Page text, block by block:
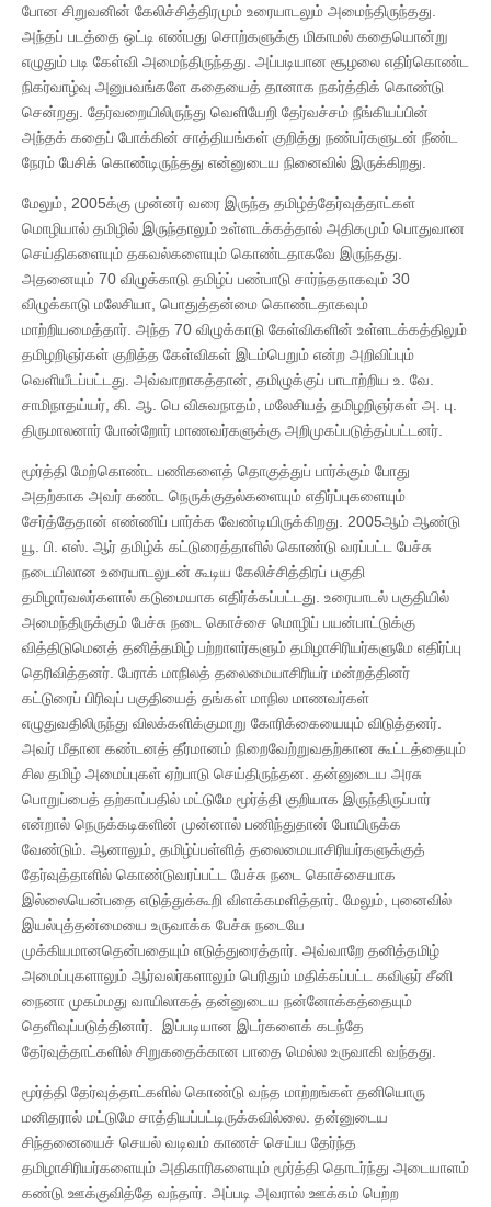
போன சிறுவனின் கேலிச்சித்திரமும் உரையாடலும் அமைந்திருந்தது.
அந்தப் படத்தை ஒட்டி எண்பது சொற்களுக்கு மிகாமல் கதையொன்று
எழுதும் படி கேள்வி அமைந்திருந்தது. அப்படியான சூழலை எதிர்கொண்ட
நிகர்வாழ்வு அனுபவங்களே கதையைத் தானாக நகர்த்திக் கொண்டு
சென்றது. தேர்வறையிலிருந்து வெளியேறி தேர்வச்சம் நீங்கியப்பின்
அந்தக் கதைப் போக்கின் சாத்தியங்கள் குறித்து நண்பர்களுடன் நீண்ட
நேரம் பேசிக் கொண்டிருந்தது என்னுடைய நினைவில் இருக்கிறது.
மேலும், 2005க்கு முன்னர் வரை இருந்த தமிழ்த்தேர்வுத்தாட்கள்
மொழியால் தமிழில் இருந்தாலும் உள்ளடக்கத்தால் அதிகமும் பொதுவான
செய்திகளையும் தகவல்களையும் கொண்டதாகவே இருந்தது.
அதனையும் 70 விழுக்காடு தமிழ்ப் பண்பாடு சார்ந்ததாகவும் 30
விழுக்காடு மலேசியா, பொதுத்தன்மை கொண்டதாகவும்
மாற்றியமைத்தார். அந்த 70 விழுக்காடு கேள்விகளின் உள்ளடக்கத்திலும்
தமிழறிஞர்கள் குறித்த கேள்விகள் இடம்பெறும் என்ற அறிவிப்பும்
வெளியீடப்பட்டது. அவ்வாறாகத்தான், தமிழுக்குப் பாடாற்றிய உ. வே.
சாமிநாதய்யர், கி. ஆ. பெ விசுவநாதம், மலேசியத் தமிழறிஞர்கள் அ. பு.
திருமாலனார் போன்றோர் மாணவர்களுக்கு அறிமுகப்படுத்தப்பட்டனர்.
மூர்த்தி மேற்கொண்ட பணிகளைத் தொகுத்துப் பார்க்கும் போது
அதற்காக அவர் கண்ட நெருக்குதல்களையும் எதிர்ப்புகளையும்
சேர்த்தேதான் எண்ணிப் பார்க்க வேண்டியிருக்கிறது. 2005ஆம் ஆண்டு
யூ. பி. எஸ். ஆர் தமிழ்க் கட்டுரைத்தாளில் கொண்டு வரப்பட்ட பேச்சு
நடையிலான உரையாடலுடன் கூடிய கேலிச்சித்திரப் பகுதி
தமிழார்வலர்களால் கடுமையாக எதிர்க்கப்பட்டது. உரையாடல் பகுதியில்
அமைந்திருக்கும் பேச்சு நடை கொச்சை மொழிப் பயன்பாட்டுக்கு
வித்திடுமெனத் தனித்தமிழ் பற்றாளர்களும் தமிழாசிரியர்களுமே எதிர்ப்பு
தெரிவித்தனர். பேராக் மாநிலத் தலைமையாசிரியர் மன்றத்தினர்
கட்டுரைப் பிரிவுப் பகுதியைத் தங்கள் மாநில மாணவர்கள்
எழுதுவதிலிருந்து விலக்களிக்குமாறு கோரிக்கையையும் விடுத்தனர்.
அவர் மீதான கண்டனத் தீர்மானம் நிறைவேற்றுவதற்கான கூட்டத்தையும்
சில தமிழ் அமைப்புகள் ஏற்பாடு செய்திருந்தன. தன்னுடைய அரசு
பொறுப்பைத் தற்காப்பதில் மட்டுமே மூர்த்தி குறியாக இருந்திருப்பார்
என்றால் நெருக்கடிகளின் முன்னால் பணிந்துதான் போயிருக்க
வேண்டும். ஆனாலும், தமிழ்ப்பள்ளித் தலைமையாசிரியர்களுக்குத்
தேர்வுத்தாளில் கொண்டுவரப்பட்ட பேச்சு நடை கொச்சையாக
இல்லையென்பதை எடுத்துக்கூறி விளக்கமளித்தார். மேலும், புனைவில்
இயல்புத்தன்மையை உருவாக்க பேச்சு நடையே
முக்கியமானதென்பதையும் எடுத்துரைத்தார். அவ்வாறே தனித்தமிழ்
அமைப்புகளாலும் ஆர்வலர்களாலும் பெரிதும் மதிக்கப்பட்ட கவிஞர் சீனி
நைனா முகம்மது வாயிலாகத் தன்னுடைய நன்னோக்கத்தையும்
தெளிவுப்படுத்தினார். இப்படியான இடர்களைக் கடந்தே
தேர்வுத்தாட்களில் சிறுகதைக்கான பாதை மெல்ல உருவாகி வந்தது.
மூர்த்தி தேர்வுத்தாட்களில் கொண்டு வந்த மாற்றங்கள் தனியொரு
மனிதரால் மட்டுமே சாத்தியப்பட்டிருக்கவில்லை. தன்னுடைய
சிந்தனையைச் செயல் வடிவம் காணச் செய்ய தேர்ந்த
தமிழாசிரியர்களையும் அதிகாரிகளையும் மூர்த்தி தொடர்ந்து அடையாளம்
கண்டு ஊக்குவித்தே வந்தார். அப்படி அவரால் ஊக்கம் பெற்ற